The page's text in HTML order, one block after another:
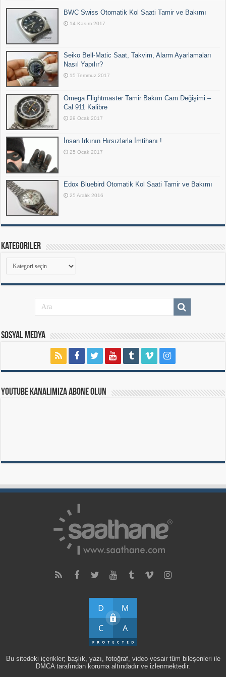
BWC Swiss Otomatik Kol Saati Tamir ve Bakımı
14 Kasım 2017
Seiko Bell-Matic Saat, Takvim, Alarm Ayarlamaları
Nasıl Yapılır?
15 Temmuz 2017
Omega Flightmaster Tamir Bakım Cam Değişimi –
Cal 911 Kalibre
29 Ocak 2017
İnsan Irkının Hırsızlarla İmtihanı !
25 Ocak 2017
Edox Bluebird Otomatik Kol Saati Tamir ve Bakımı
25 Aralık 2016
Kategoriler
Kategoriler
Sosyal Medya
Youtube Kanalımıza Abone Olun
Bu sitedeki içerikler; başlık, yazı, fotoğraf, video vesair tüm bileşenleri ile
DMCA tarafından koruma altındadır ve izlenmektedir.